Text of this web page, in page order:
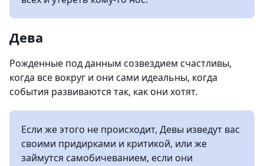
Дева
Рожденные под данным созвездием счастливы,
когда все вокруг и они сами идеальны, когда
события развиваются так, как они хотят.
Если же этого не происходит, Девы изведут вас
своими придирками и критикой, или же
займутся самобичеванием, если они